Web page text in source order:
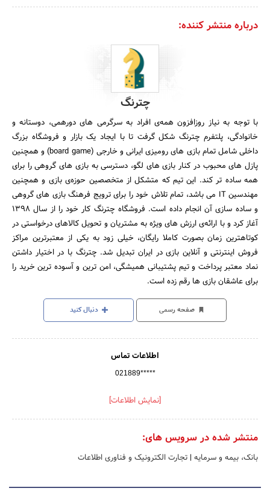
درباره منتشر کننده:
چترنگ
با توجه به نیاز روزافزون همه‌ی افراد به سرگرمی های دورهمی، دوستانه و
خانوادگی، پلتفرم چترنگ شکل گرفت تا با ایجاد یک بازار و فروشگاه بزرگ
داخلی شامل تمام بازی های رومیزی ایرانی و خارجی (board game) و همچنین
پازل های محبوب در کنار بازی های لگو، دسترسی به بازی های گروهی را برای
همه ساده تر کند. این تیم که متشکل از متخصصین حوزه‌ی بازی و همچنین
مهندسین IT می باشد، تمام تلاش خود را برای ترویج فرهنگ بازی های گروهی
و ساده سازی آن انجام داده است. فروشگاه چترنگ کار خود را از سال 1398
آغاز کرد و با ارائه‌ی ارزش های ویژه به مشتریان و تحویل کالاهای درخواستی در
کوتاهترین زمان بصورت کاملا رایگان، خیلی زود به یکی از معتبرترین مراکز
فروش اینترنتی و آنلاین بازی در ایران تبدیل شد. چترنگ با در اختیار داشتن
نماد معتبر پرداخت و تیم پشتیبانی همیشگی، امن ترین و آسوده ترین خرید را
برای عاشقان بازی ها رقم زده است.
صفحه رسمی دنبال کنید
اطلاعات تماس
021889*****
[نمایش اطلاعات]
منتشر شده در سرویس های:
بانک، بیمه و سرمایه | تجارت الکترونیک و فناوری اطلاعات